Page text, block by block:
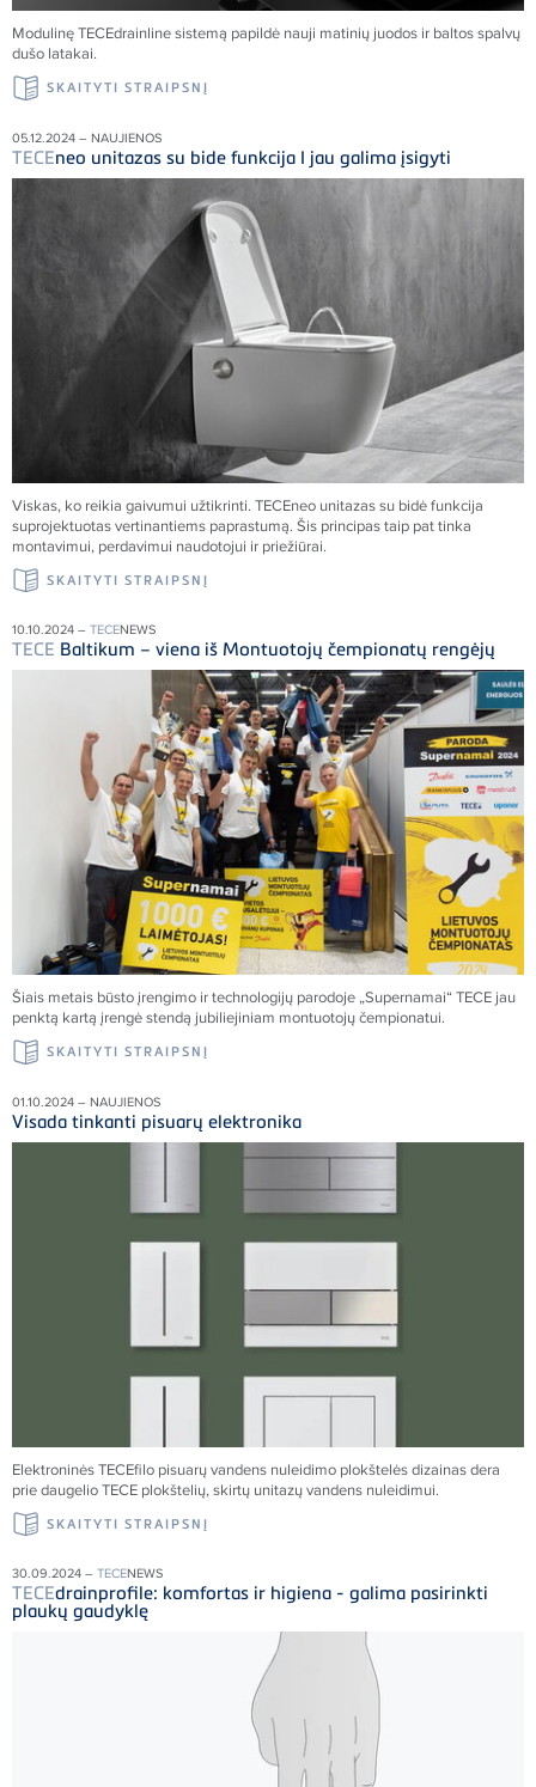
ModulinęTECEdrainline sistemą papildė nauji matinių juodos ir baltos spalvų
dušo latakai.
SKAITYTI STRAIPSNĮ
05.12.2024 – NAUJIENOS
TECEneo unitazas su bide funkcija I jau galima įsigyti
Viskas, ko reikia gaivumui užtikrinti. TECEneo unitazas su bidė funkcija
suprojektuotas vertinantiems paprastumą. Šis principas taip pat tinka
montavimui, perdavimui naudotojui ir priežiūrai.
SKAITYTI STRAIPSNĮ
10.10.2024 – TECENEWS
TECE Baltikum – viena iš Montuotojų čempionatų rengėjų
Šiais metais būsto įrengimo ir technologijų parodoje „Supernamai“TECE jau
penktą kartą įrengė stendą jubiliejiniam montuotojų čempionatui.
SKAITYTI STRAIPSNĮ
01.10.2024 – NAUJIENOS
Visada tinkanti pisuarų elektronika
Elektroninės TECEfilo pisuarų vandens nuleidimo plokštelės dizainas dera
prie daugelio TECE plokštelių, skirtų unitazų vandens nuleidimui.
SKAITYTI STRAIPSNĮ
30.09.2024 – TECENEWS
TECEdrainprofile: komfortas ir higiena - galima pasirinkti
plaukų gaudyklę